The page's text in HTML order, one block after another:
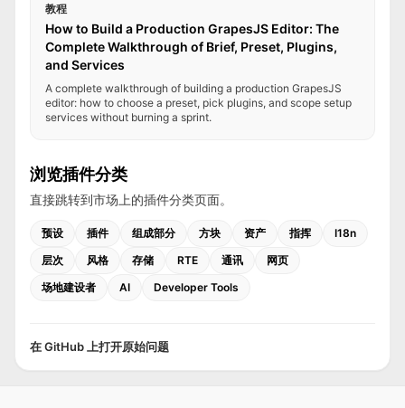
教程
How to Build a Production GrapesJS Editor: The
Complete Walkthrough of Brief, Preset, Plugins,
and Services
A complete walkthrough of building a production GrapesJS
editor: how to choose a preset, pick plugins, and scope setup
services without burning a sprint.
浏览插件分类
直接跳转到市场上的插件分类页面。
预设 插件 组成部分 方块 资产 指挥
I18n
层次
风格 存储 RTE 通讯
网页
场地建设者
AI Developer Tools
在 GitHub 上打开原始问题